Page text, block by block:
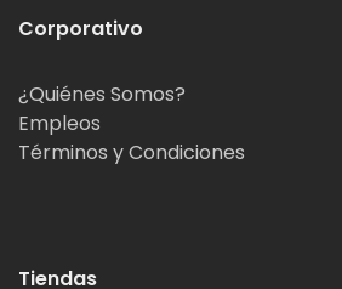
Corporativo
¿Quiénes Somos?
Empleos
Términos y Condiciones
Tiendas